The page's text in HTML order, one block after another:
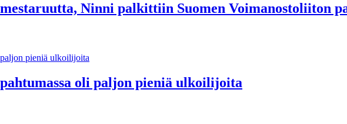
Ninni palkittiin Suomen Voimanostoliiton
oli paljon pieniä ulkoilijoita